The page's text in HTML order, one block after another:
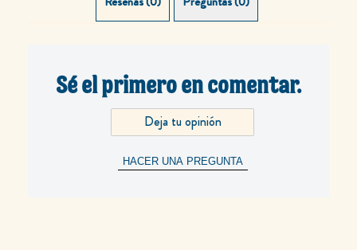
Sé el primero en comentar.
Deja tu opinión
HACER UNA PREGUNTA